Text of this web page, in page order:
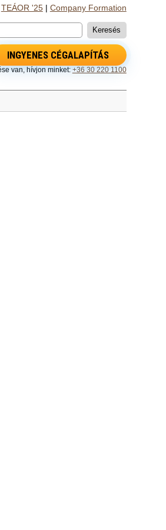
TEÁOR '25| Company Formation
INGYENES CÉGALAPÍTÁS
van, hívjon minket: +36 30 220 1100